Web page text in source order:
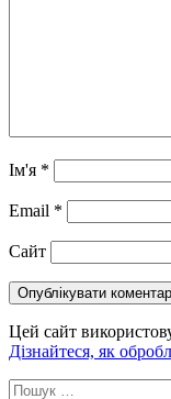
Ім'я *
Email *
Сайт
Цей сайт
Дізнайтеся, як
Пошук: